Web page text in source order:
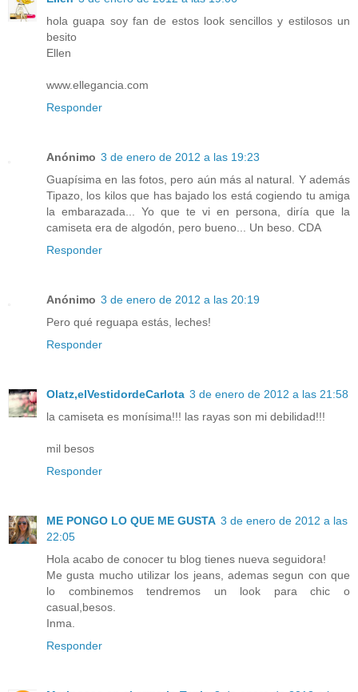
hola guapa soy fan de estos look sencillos y estilosos un
besito
Ellen
www.ellegancia.com
Responder
Anónimo 3 de enero de 2012 a las 19:23
Guapísima en las fotos, pero aún más al natural. Y además
Tipazo, los kilos que has bajado los está cogiendo tu amiga
la embarazada... Yo que te vi en persona, diría que la
camiseta era de algodón, pero bueno... Un beso. CDA
Responder
Anónimo 3 de enero de 2012 a las 20:19
Pero qué reguapa estás, leches!
Responder
Olatz,elVestidordeCarlota 3 de enero de 2012 a las 21:58
la camiseta es monísima!!! las rayas son mi debilidad!!!
mil besos
Responder
ME PONGO LO QUE ME GUSTA 3 de enero de 2012 a las
22:05
Hola acabo de conocer tu blog tienes nueva seguidora!
Me gusta mucho utilizar los jeans, ademas segun con que
lo combinemos tendremos un look para chic o
casual,besos.
Inma.
Responder